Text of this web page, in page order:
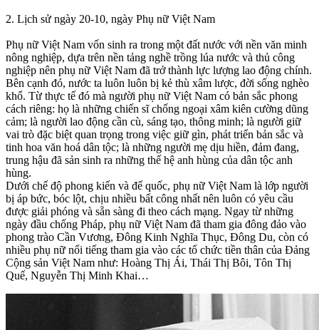
2. Lịch sử ngày 20-10, ngày Phụ nữ Việt Nam
Phụ nữ Việt Nam vốn sinh ra trong một đất nước với nền văn minh
nông nghiệp, dựa trên nền tảng nghề trồng lúa nước và thủ công
nghiệp nên phụ nữ Việt Nam đã trở thành lực lượng lao động chính.
Bên cạnh đó, nước ta luôn luôn bị kẻ thù xâm lược, đời sống nghèo
khổ. Từ thực tế đó mà người phụ nữ Việt Nam có bản sắc phong
cách riêng: họ là những chiến sĩ chống ngoại xâm kiên cường dũng
cảm; là người lao động cần cù, sáng tạo, thông minh; là người giữ
vai trò đặc biệt quan trọng trong việc giữ gìn, phát triển bản sắc và
tinh hoa văn hoá dân tộc; là những người mẹ dịu hiền, đảm đang,
trung hậu đã sản sinh ra những thế hệ anh hùng của dân tộc anh
hùng.
Dưới chế độ phong kiến và đế quốc, phụ nữ Việt Nam là lớp người
bị áp bức, bóc lột, chịu nhiều bất công nhất nên luôn có yêu cầu
được giải phóng và sẵn sàng đi theo cách mạng. Ngay từ những
ngày đầu chống Pháp, phụ nữ Việt Nam đã tham gia đông đảo vào
phong trào Cần Vương, Đông Kinh Nghĩa Thục, Đông Du, còn có
nhiều phụ nữ nổi tiếng tham gia vào các tổ chức tiền thân của Đảng
Cộng sản Việt Nam như: Hoàng Thị Ái, Thái Thị Bôi, Tôn Thị
Quế, Nguyễn Thị Minh Khai…